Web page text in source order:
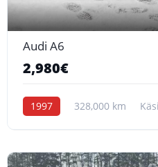
Audi A6
2,980€
1997 328,000 km